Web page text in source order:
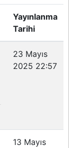
Yayınlanma
Tarihi
23 Mayıs
2025 22:57
13 Mayıs